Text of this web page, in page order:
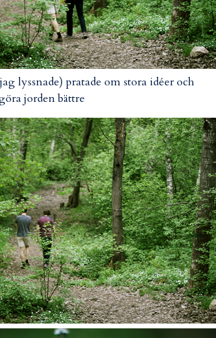
lyssnade) pratade om stora idéer och
jorden bättre